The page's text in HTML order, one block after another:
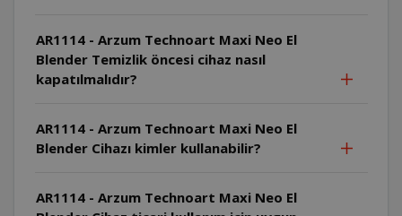
AR1114 - Arzum Technoart Maxi Neo El
Blender Temizlik öncesi cihaz nasıl
kapatılmalıdır?
AR1114 - Arzum Technoart Maxi Neo El
Blender Cihazı kimler kullanabilir?
AR1114 - Arzum Technoart Maxi Neo El